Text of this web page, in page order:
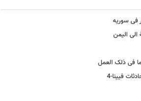
فی سوریه
الی الیمن
فی ذلک العمل
فیینا-4